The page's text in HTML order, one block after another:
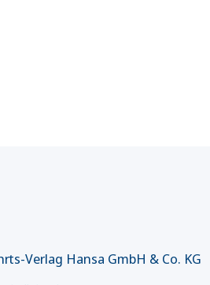
Verlag Hansa GmbH & Co. KG